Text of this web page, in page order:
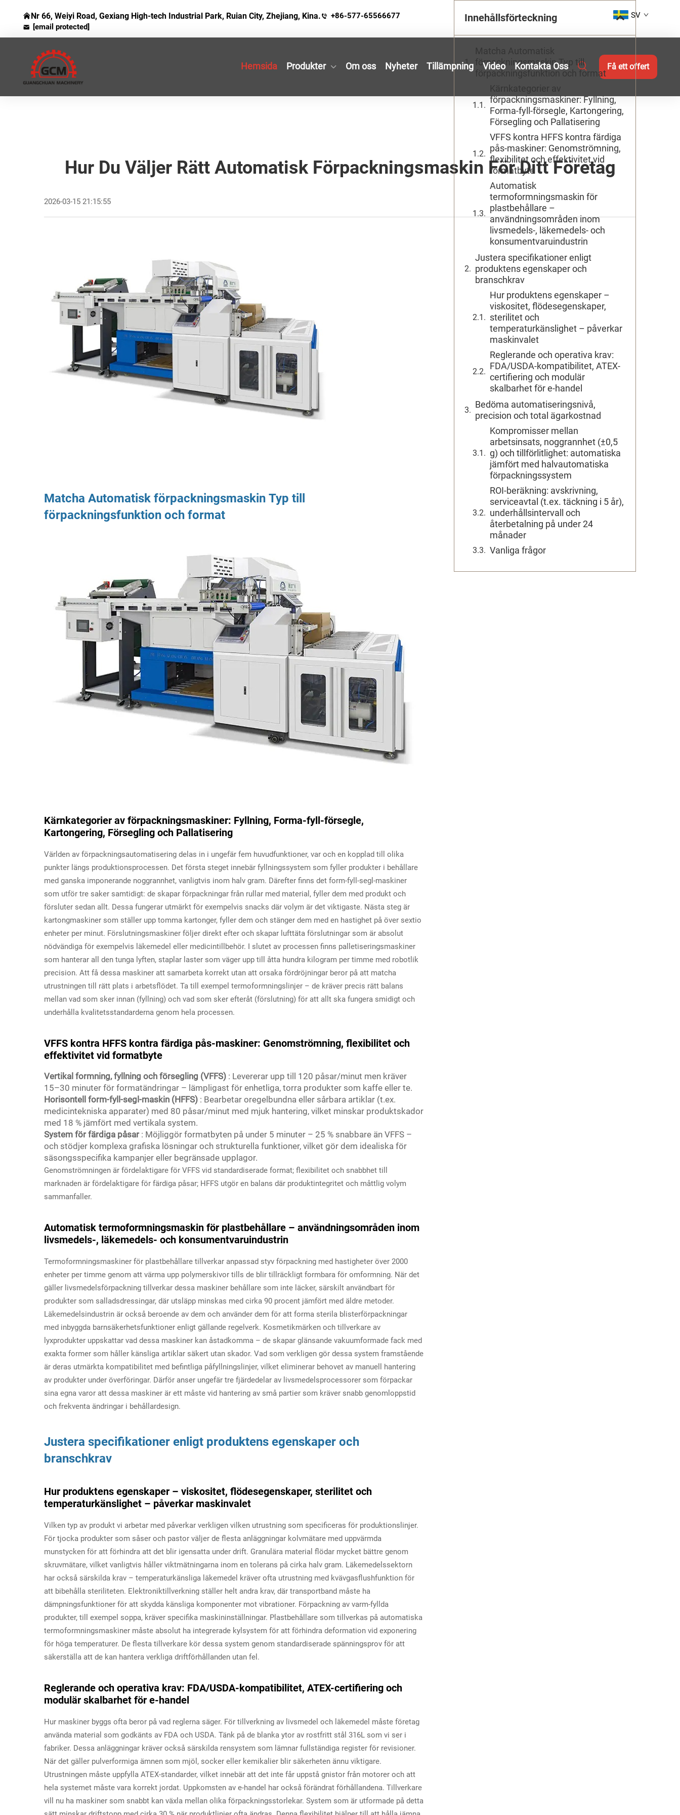
Nr 66, Weiyi Road, Gexiang High-tech Industrial Park, Ruian City, Zhejiang, Kina.
+86-577-65566677
[email protected]
SV
Hemsida Produkter Om oss Nyheter Tillämpning Video Kontakta Oss Få ett offert
Hur Du Väljer Rätt Automatisk Förpackningsmaskin För Ditt Företag
2026-03-15 21:15:55
Matcha Automatisk förpackningsmaskin Typ till
förpackningsfunktion och format
Kärnkategorier av förpackningsmaskiner: Fyllning, Forma-fyll-försegle,
Kartongering, Försegling och Pallatisering
Världen av förpackningsautomatisering delas in i ungefär fem huvudfunktioner, var och en kopplad till olika
punkter längs produktionsprocessen. Det första steget innebär fyllningssystem som fyller produkter i behållare
med ganska imponerande noggrannhet, vanligtvis inom halv gram. Därefter finns det form-fyll-segl-maskiner
som utför tre saker samtidigt: de skapar förpackningar från rullar med material, fyller dem med produkt och
försluter sedan allt. Dessa fungerar utmärkt för exempelvis snacks där volym är det viktigaste. Nästa steg är
kartongmaskiner som ställer upp tomma kartonger, fyller dem och stänger dem med en hastighet på över sextio
enheter per minut. Förslutningsmaskiner följer direkt efter och skapar lufttäta förslutningar som är absolut
nödvändiga för exempelvis läkemedel eller medicintillbehör. I slutet av processen finns palletiseringsmaskiner
som hanterar all den tunga lyften, staplar laster som väger upp till åtta hundra kilogram per timme med robotlik
precision. Att få dessa maskiner att samarbeta korrekt utan att orsaka fördröjningar beror på att matcha
utrustningen till rätt plats i arbetsflödet. Ta till exempel termoformningslinjer – de kräver precis rätt balans
mellan vad som sker innan (fyllning) och vad som sker efteråt (förslutning) för att allt ska fungera smidigt och
underhålla kvalitetsstandarderna genom hela processen.
VFFS kontra HFFS kontra färdiga pås-maskiner: Genomströmning, flexibilitet och
effektivitet vid formatbyte
Vertikal formning, fyllning och försegling (VFFS) : Levererar upp till 120 påsar/minut men kräver
15–30 minuter för formatändringar – lämpligast för enhetliga, torra produkter som kaffe eller te.
Horisontell form-fyll-segl-maskin (HFFS) : Bearbetar oregelbundna eller sårbara artiklar (t.ex.
medicintekniska apparater) med 80 påsar/minut med mjuk hantering, vilket minskar produktskador
med 18 % jämfört med vertikala system.
System för färdiga påsar : Möjliggör formatbyten på under 5 minuter – 25 % snabbare än VFFS –
och stödjer komplexa grafiska lösningar och strukturella funktioner, vilket gör dem idealiska för
säsongsspecifika kampanjer eller begränsade upplagor.
Genomströmningen är fördelaktigare för VFFS vid standardiserade format; flexibilitet och snabbhet till
marknaden är fördelaktigare för färdiga påsar; HFFS utgör en balans där produktintegritet och måttlig volym
sammanfaller.
Automatisk termoformningsmaskin för plastbehållare – användningsområden inom
livsmedels-, läkemedels- och konsumentvaruindustrin
Termoformningsmaskiner för plastbehållare tillverkar anpassad styv förpackning med hastigheter över 2000
enheter per timme genom att värma upp polymerskivor tills de blir tillräckligt formbara för omformning. När det
gäller livsmedelsförpackning tillverkar dessa maskiner behållare som inte läcker, särskilt användbart för
produkter som salladsdressingar, där utsläpp minskas med cirka 90 procent jämfört med äldre metoder.
Läkemedelsindustrin är också beroende av dem och använder dem för att forma sterila blisterförpackningar
med inbyggda barnsäkerhetsfunktioner enligt gällande regelverk. Kosmetikmärken och tillverkare av
lyxprodukter uppskattar vad dessa maskiner kan åstadkomma – de skapar glänsande vakuumformade fack med
exakta former som håller känsliga artiklar säkert utan skador. Vad som verkligen gör dessa system framstående
är deras utmärkta kompatibilitet med befintliga påfyllningslinjer, vilket eliminerar behovet av manuell hantering
av produkter under överföringar. Därför anser ungefär tre fjärdedelar av livsmedelsprocessorer som förpackar
sina egna varor att dessa maskiner är ett måste vid hantering av små partier som kräver snabb genomloppstid
och frekventa ändringar i behållardesign.
Justera specifikationer enligt produktens egenskaper och
branschkrav
Hur produktens egenskaper – viskositet, flödesegenskaper, sterilitet och
temperaturkänslighet – påverkar maskinvalet
Vilken typ av produkt vi arbetar med påverkar verkligen vilken utrustning som specificeras för produktionslinjer.
För tjocka produkter som såser och pastor väljer de flesta anläggningar kolvmätare med uppvärmda
munstycken för att förhindra att det blir igensatta under drift. Granulära material flödar mycket bättre genom
skruvmätare, vilket vanligtvis håller viktmätningarna inom en tolerans på cirka halv gram. Läkemedelssektorn
har också särskilda krav – temperaturkänsliga läkemedel kräver ofta utrustning med kvävgasflushfunktion för
att bibehålla steriliteten. Elektroniktillverkning ställer helt andra krav, där transportband måste ha
dämpningsfunktioner för att skydda känsliga komponenter mot vibrationer. Förpackning av varm-fyllda
produkter, till exempel soppa, kräver specifika maskininställningar. Plastbehållare som tillverkas på automatiska
termoformningsmaskiner måste absolut ha integrerade kylsystem för att förhindra deformation vid exponering
för höga temperaturer. De flesta tillverkare kör dessa system genom standardiserade spänningsprov för att
säkerställa att de kan hantera verkliga driftförhållanden utan fel.
Reglerande och operativa krav: FDA/USDA-kompatibilitet, ATEX-certifiering och
modulär skalbarhet för e-handel
Hur maskiner byggs ofta beror på vad reglerna säger. För tillverkning av livsmedel och läkemedel måste företag
använda material som godkänts av FDA och USDA. Tänk på de blanka ytor av rostfritt stål 316L som vi ser i
fabriker. Dessa anläggningar kräver också särskilda rensystem som lämnar fullständiga register för revisioner.
När det gäller pulverformiga ämnen som mjöl, socker eller kemikalier blir säkerheten ännu viktigare.
Utrustningen måste uppfylla ATEX-standarder, vilket innebär att det inte får uppstå gnistor från motorer och att
hela systemet måste vara korrekt jordat. Uppkomsten av e-handel har också förändrat förhållandena. Tillverkare
vill nu ha maskiner som snabbt kan växla mellan olika förpackningsstorlekar. System som är utformade på detta
Innehållsförteckning
Matcha Automatisk
förpackningsmaskin Typ till
förpackningsfunktion och format
Kärnkategorier av
förpackningsmaskiner: Fyllning,
Forma-fyll-försegle, Kartongering,
Försegling och Pallatisering
VFFS kontra HFFS kontra färdiga
pås-maskiner: Genomströmning,
flexibilitet och effektivitet vid
formatbyte
Automatisk
termoformningsmaskin för
plastbehållare –
användningsområden inom
livsmedels-, läkemedels- och
konsumentvaruindustrin
Justera specifikationer enligt
produktens egenskaper och
branschkrav
Hur produktens egenskaper –
viskositet, flödesegenskaper,
sterilitet och
temperaturkänslighet – påverkar
maskinvalet
Reglerande och operativa krav:
FDA/USDA-kompatibilitet, ATEX-
certifiering och modulär
skalbarhet för e-handel
Bedöma automatiseringsnivå,
precision och total ägarkostnad
Kompromisser mellan
arbetsinsats, noggrannhet (±0,5
g) och tillförlitlighet: automatiska
jämfört med halvautomatiska
förpackningssystem
ROI-beräkning: avskrivning,
serviceavtal (t.ex. täckning i 5 år),
underhållsintervall och
återbetalning på under 24
månader
Vanliga frågor